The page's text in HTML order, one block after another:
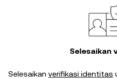
Selesaikan
Selesaikan verifikasi identitas